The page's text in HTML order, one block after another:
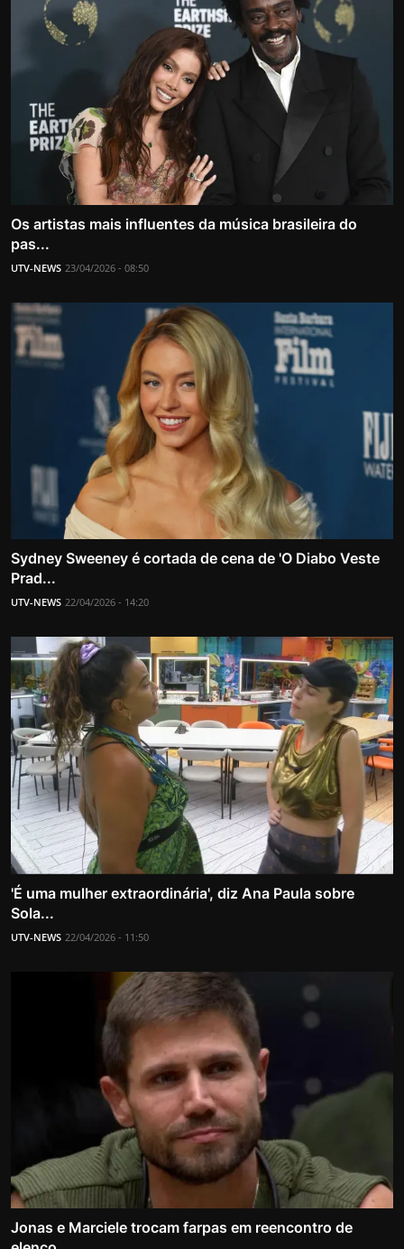
Os artistas mais influentes da música brasileira do
pas...
UTV-NEWS 23/04/2026 - 08:50
Sydney Sweeney é cortada de cena de 'O Diabo Veste
Prad...
UTV-NEWS 22/04/2026 - 14:20
'É uma mulher extraordinária', diz Ana Paula sobre
Sola...
UTV-NEWS 22/04/2026 - 11:50
Jonas e Marciele trocam farpas em reencontro de